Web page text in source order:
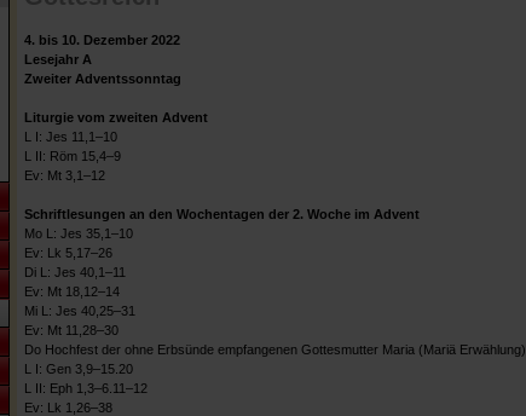
4. bis 10. Dezember 2022
Lesejahr A
Zweiter Adventssonntag
Liturgie vom zweiten Advent
L I: Jes 11,1–10
L II: Röm 15,4–9
Ev: Mt 3,1–12
Schriftlesungen an den Wochentagen der 2. Woche im Advent
Mo L: Jes 35,1–10
Ev: Lk 5,17–26
Di L: Jes 40,1–11
Ev: Mt 18,12–14
Mi L: Jes 40,25–31
Ev: Mt 11,28–30
Do Hochfest der ohne Erbsünde empfangenen Gottesmutter Maria (Mariä Erwählung)
L I: Gen 3,9–15.20
L II: Eph 1,3–6.11–12
Ev: Lk 1,26–38